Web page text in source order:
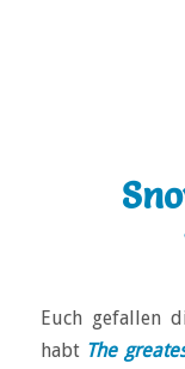
Euch gefallen
habt The